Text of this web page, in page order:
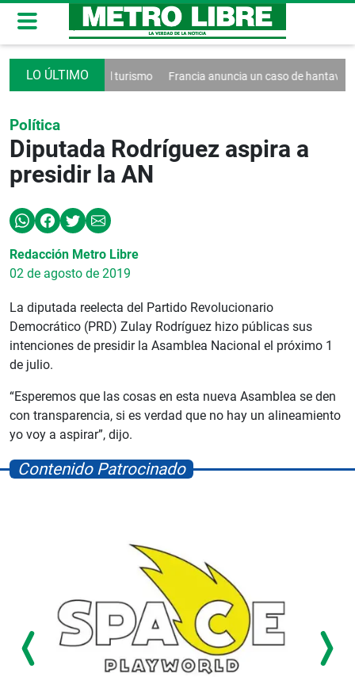
decreto contra el turismo Francia anuncia un caso de hantavirus
Política
Diputada Rodríguez aspira a
presidir la AN
Redacción Metro Libre
02 de agosto de 2019
La diputada reelecta del Partido Revolucionario
Democrático (PRD) Zulay Rodríguez hizo públicas sus
intenciones de presidir la Asamblea Nacional el próximo 1
de julio.
“Esperemos que las cosas en esta nueva Asamblea se den
con transparencia, si es verdad que no hay un alineamiento
yo voy a aspirar”, dijo.
Contenido Patrocinado